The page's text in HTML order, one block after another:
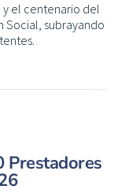
y el centenario del
Social, subrayando
Prestadores